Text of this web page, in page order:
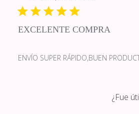
EXCELENTE COMPRA
ENVÍO SUPER RÁPIDO,BUEN
¿Fue